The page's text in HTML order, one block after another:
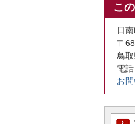
こ
日
〒
鳥
電
お